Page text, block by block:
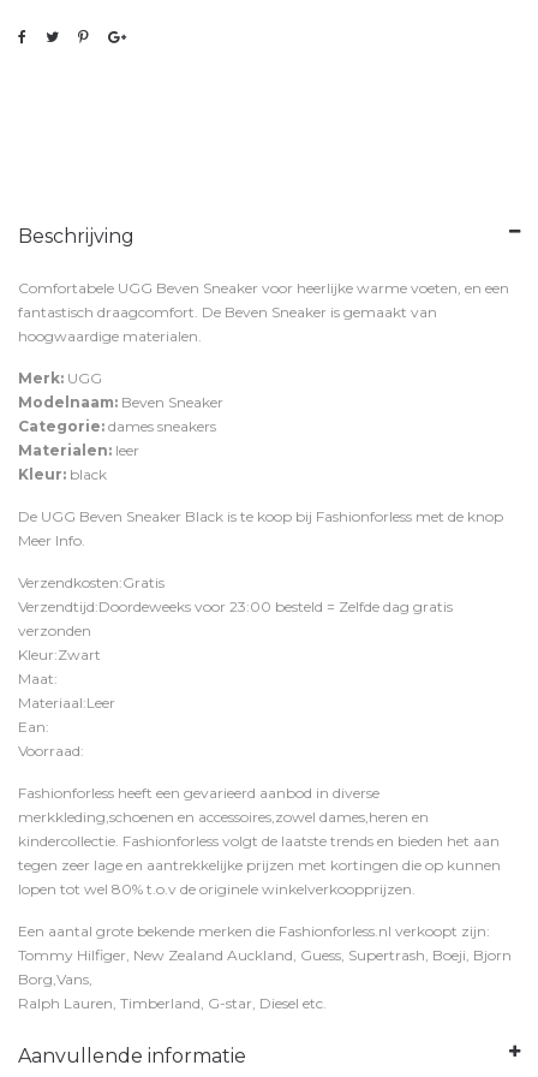
Beschrijving
Comfortabele UGG Beven Sneaker voor heerlijke warme voeten, en een
fantastisch draagcomfort. De Beven Sneaker is gemaakt van
hoogwaardige materialen.
Merk: UGG
Modelnaam: Beven Sneaker
Categorie: dames sneakers
Materialen: leer
Kleur: black
De UGG Beven Sneaker Black is te koop bij Fashionforless met de knop
Meer Info
Verzendkosten:Gratis
Verzendtijd:Doordeweeks voor 23:00 besteld = Zelfde dag gratis
verzonden
Kleur:Zwart
Maat:
Materiaal:Leer
Ean:
Voorraad:
Fashionforless heeft een gevarieerd aanbod in diverse
merkkleding,schoenen en accessoires,zowel dames,heren en
kindercollectie. Fashionforless volgt de laatste trends en bieden het aan
tegen zeer lage en aantrekkelijke prijzen met kortingen die op kunnen
lopen tot wel 80% t.o.v de originele winkelverkoopprijzen.
Een aantal grote bekende merken die Fashionforless.nl verkoopt zijn:
Tommy Hilfiger, New Zealand Auckland, Guess, Supertrash, Boeji, Bjorn
Borg,Vans,
Ralph Lauren, Timberland, G-star, Diesel etc.
Aanvullende informatie